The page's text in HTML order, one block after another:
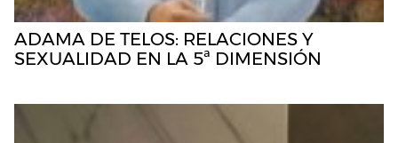
ADAMA DE TELOS: RELACIONES Y
SEXUALIDAD EN LA 5ª DIMENSIÓN